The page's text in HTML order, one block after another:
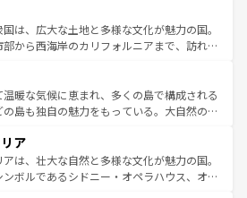
してほしい。
ま残る町や、スイスならではのユニークな
アルプス観光だけでなく町歩きも満喫する
。国民の所得が高いため物価も高いが、旅行
で観光を楽しむこともできる。 なお、新
報はコンテンツ一覧 を参照してほしい。
は、広大な土地と多様な文化が魅力の国。
部から西海岸のカリフォルニアまで、訪れる
市は、観光、ショッピング、エンターテイ
まった刺激的なスポットだ。一方、アメリカ
然が広がり、グランドキャニオンやイエロー
リンズでは、音楽と美食が融合した独特の
行者はアメリカの各地域で異なる魅力を楽
その多様性と豊かな歴史を感じることができ
温暖な気候に恵まれ、多くの島で構成される
の島も独自の魅力をもっている。大自然の神
ない。また、定番の観光地といえばオアフ
自然を求めるならマウイ島やカウアイ島が
メラルドグリーンに輝く海をはじめ、豊かな
ア
は、壮大な自然と多様な文化が魅力の国。
ンボルであるシドニー・オペラハウス、オー